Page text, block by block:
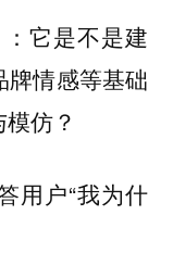
它是不是建
牌情感等基础
仿？
用户“我为什